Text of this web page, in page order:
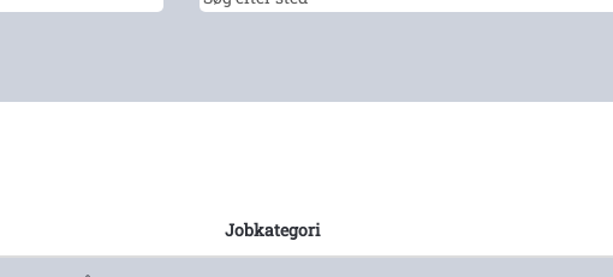
Jobkategori